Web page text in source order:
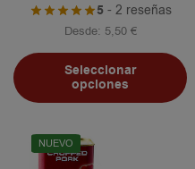
5- 2 reseñas
Desde: 5,50 €
Seleccionar
opciones
NUEVO